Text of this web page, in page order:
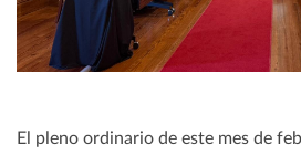
El pleno ordinario de este mes de